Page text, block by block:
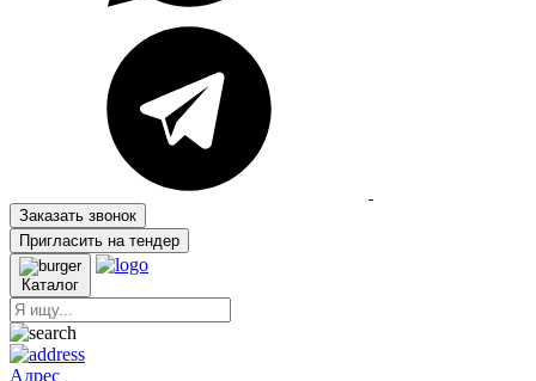
Заказать звонок
Пригласить на тендер
Каталог
Адрес